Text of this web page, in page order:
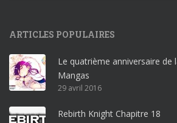
r
o
ff
i
c
e
ARTICLES POPULAIRES
Le quatrième anniversaire de
Mangas
29 avril 2016
Rebirth Knight Chapitre 18